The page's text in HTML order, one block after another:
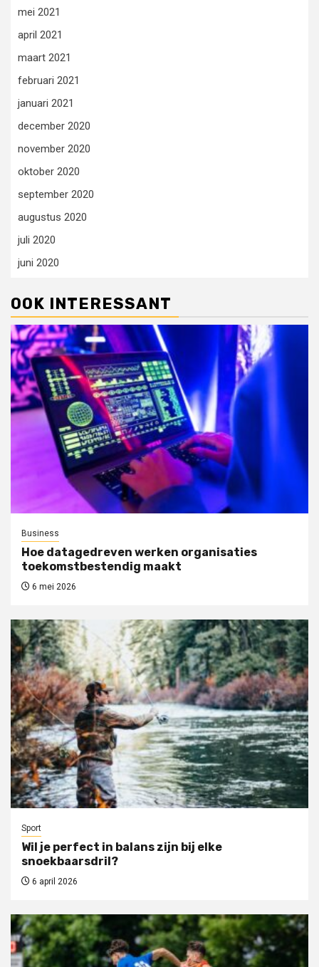
mei 2021
april 2021
maart 2021
februari 2021
januari 2021
december 2020
november 2020
oktober 2020
september 2020
augustus 2020
juli 2020
juni 2020
OOK INTERESSANT
Business
Hoe datagedreven werken organisaties
toekomstbestendig maakt
6 mei 2026
Sport
Wil je perfect in balans zijn bij elke
snoekbaarsdril?
6 april 2026